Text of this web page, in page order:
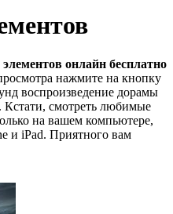
онлайн бесплатно
нажмите на кнопку
воспроизведение дорамы
Кстати, смотреть любимые
на вашем компьютере,
и iPad. Приятного вам